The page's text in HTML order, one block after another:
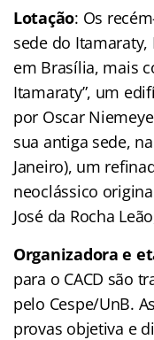
Lotação: Os
sede do Itamaraty,
em Brasília, mais
Itamaraty”, um
por Oscar
sua antiga sede,
Janeiro), um
neoclássico
José da Rocha
Organizadora e
para o CACD são
pelo Cespe/UnB.
provas objetiva e